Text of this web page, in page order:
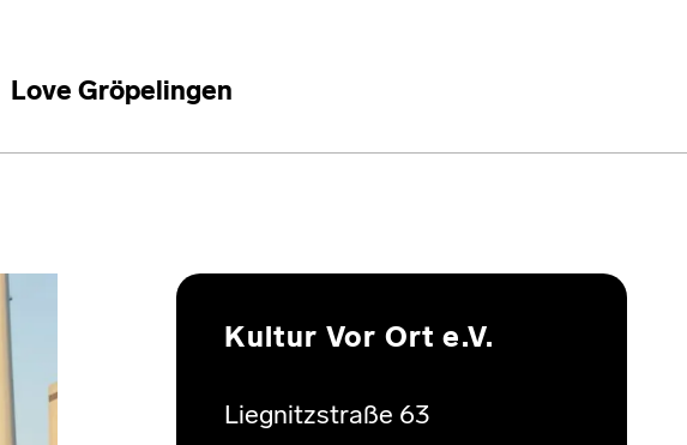
Love Gröpelingen
Kultur Vor Ort e.V.
Liegnitzstraße 63